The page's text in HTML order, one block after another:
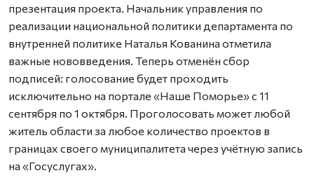
презентация проекта. Начальник управления по
реализации национальной политики департамента по
внутренней политике Наталья Кованина отметила
важные нововведения. Теперь отменён сбор
подписей: голосование будет проходить
исключительно на портале «Наше Поморье» с 11
сентября по 1 октября. Проголосовать может любой
житель области за любое количество проектов в
границах своего муниципалитета через учётную запись
на «Госуслугах».